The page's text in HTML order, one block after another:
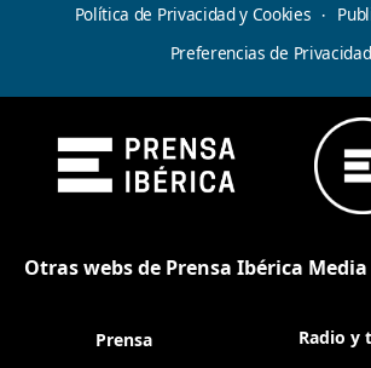
Política de Privacidad y Cookies
Preferencias de Privacidad
Otras webs de Prensa Ibérica Media
Prensa Radio y